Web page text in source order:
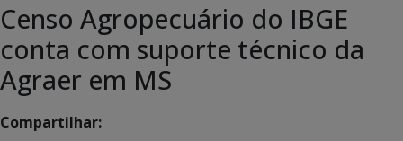
Censo Agropecuário do IBGE
conta com suporte técnico da
Agraer em MS
Compartilhar: